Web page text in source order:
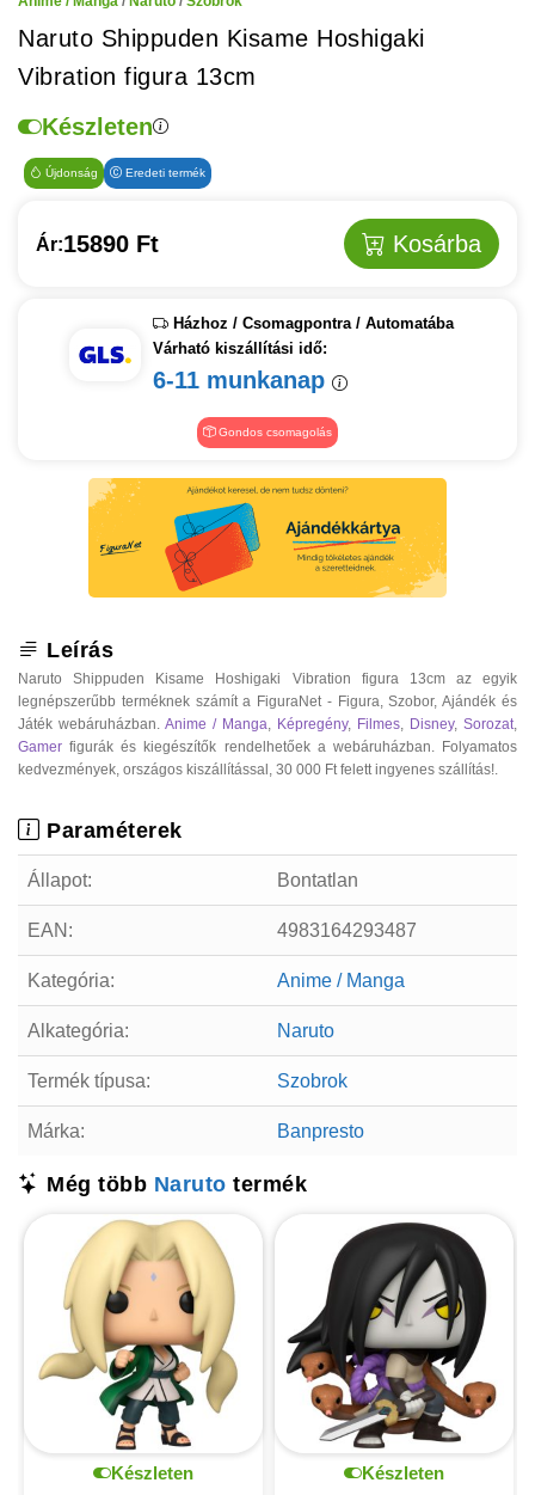
Naruto Shippuden Kisame Hoshigaki
Vibration figura 13cm
Készleten
Újdonság Eredeti termék
Ár:15890 Ft Kosárba
Házhoz / Csomagpontra / Automatába
Várható kiszállítási idő:
6-11 munkanap
Gondos csomagolás
Leírás
Naruto Shippuden Kisame Hoshigaki Vibration figura 13cm az egyik
legnépszerűbb terméknek számít a FiguraNet - Figura, Szobor, Ajándék és
Játék webáruházban. Anime / Manga, Képregény, Filmes, Disney, Sorozat,
Gamer figurák és kiegészítők rendelhetőek a webáruházban. Folyamatos
kedvezmények, országos kiszállítással, 30 000 Ft felett ingyenes szállítás!.
Paraméterek
Állapot: Bontatlan
EAN: 4983164293487
Kategória: Anime / Manga
Alkategória: Naruto
Termék típusa: Szobrok
Márka: Banpresto
Még több Naruto termék
Készleten
Készleten